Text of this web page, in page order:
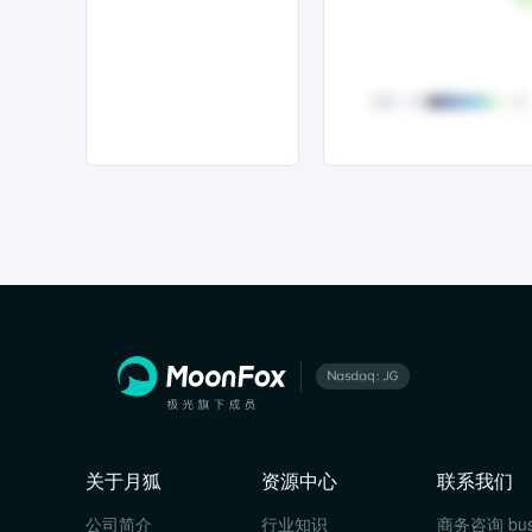
关于月狐
公司简介
资源中心
行业知识
联系我们
商务咨询